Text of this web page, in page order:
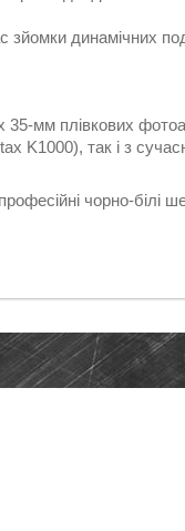
зйомки динамічних
35-мм плівкових
K1000), так і з
чорно-білі